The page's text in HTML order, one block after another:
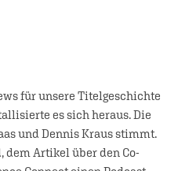
für unsere Titelgeschichte
es sich heraus. Die
und Dennis Kraus stimmt.
dem Artikel über den Co-